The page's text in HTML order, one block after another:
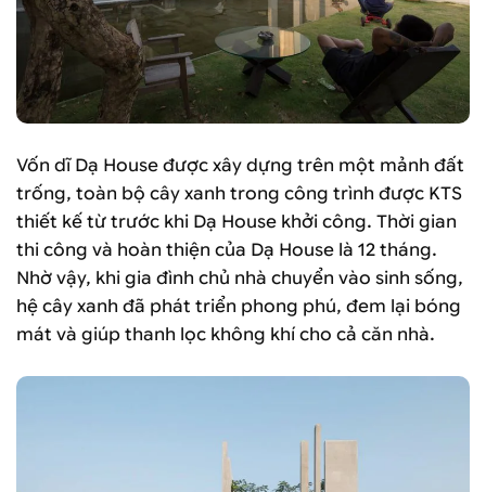
Vốn dĩ Dạ House được xây dựng trên một mảnh đất
trống, toàn bộ cây xanh trong công trình được KTS
thiết kế từ trước khi Dạ House khởi công. Thời gian
thi công và hoàn thiện của Dạ House là 12 tháng.
Nhờ vậy, khi gia đình chủ nhà chuyển vào sinh sống,
hệ cây xanh đã phát triển phong phú, đem lại bóng
mát và giúp thanh lọc không khí cho cả căn nhà.